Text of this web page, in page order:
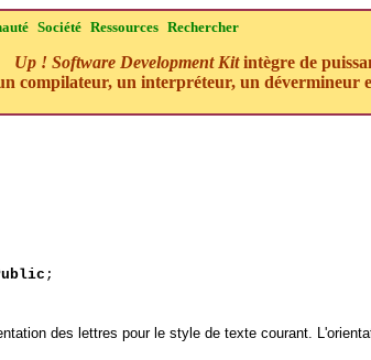
Société Ressources Rechercher
Up ! Software Development Kitintègre de
compilateur, un interpréteur, un dévermineur
;
des lettres pour le style de texte courant.